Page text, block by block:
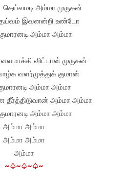
அம்மா முருகன்
இவனன்றி உண்டோ
அம்மா அம்மா
விட்டான் முருகன்
வளர்முத்துக் குமரன்
அம்மா அம்மா
அம்மா அம்மா
அம்மா அம்மா
அம்மா அம்மா
அம்மா அம்மா
அம்மா
~♤~♤~♤~